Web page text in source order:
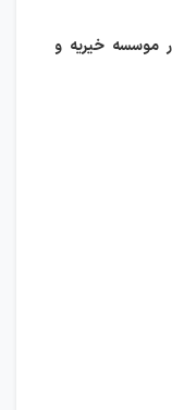
موسسه خیریه و